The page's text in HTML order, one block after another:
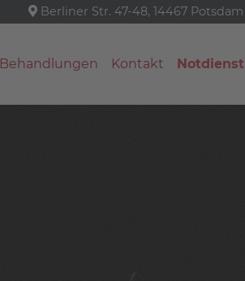
Berliner Str. 47-48, 14467 Potsdam
Behandlungen Kontakt Notdienst